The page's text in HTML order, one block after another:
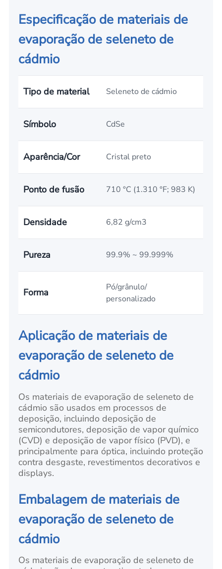
Especificação de materiais de
evaporação de seleneto de
cádmio
Tipo de material Seleneto de cádmio
Símbolo CdSe
Aparência/Cor Cristal preto
Ponto de fusão 710 °C (1.310 °F; 983 K)
Densidade 6,82 g/cm3
Pureza 99.9% ~ 99.999%
Forma
Pó/grânulo/
personalizado
Aplicação de materiais de
evaporação de seleneto de
cádmio
Os materiais de evaporação de seleneto de
cádmio são usados em processos de
deposição, incluindo deposição de
semicondutores, deposição de vapor químico
(CVD) e deposição de vapor físico (PVD), e
principalmente para óptica, incluindo proteção
contra desgaste, revestimentos decorativos e
displays.
Embalagem de materiais de
evaporação de seleneto de
cádmio
Os materiais de evaporação de seleneto de